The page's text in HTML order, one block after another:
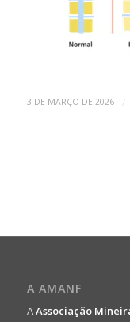
3 DE MARÇO DE 2026 /
A AMANF
AAssociação